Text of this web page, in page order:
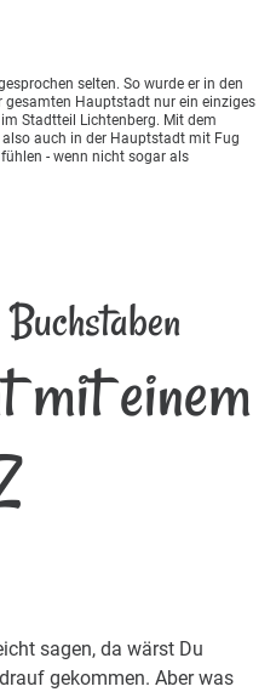
selten. So wurde er in den
Hauptstadt nur ein einziges
Stadtteil Lichtenberg. Mit dem
auch in der Hauptstadt mit Fug
- wenn nicht sogar als
mit einem
sagen, da wärst Du
gekommen. Aber was